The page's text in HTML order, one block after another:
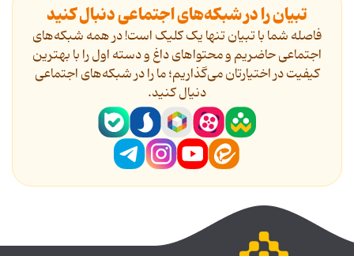
تبیان را در شبکه‌های اجتماعی دنبال کنید
فاصله شما با تبیان تنها یک کلیک است! در همه شبکه‌های
اجتماعی حاضریم و محتواهای داغ و دسته اول را با بهترین
کیفیت در اختیارتان می‌گذاریم؛ ما را در شبکه‌های اجتماعی
دنیال کنید.